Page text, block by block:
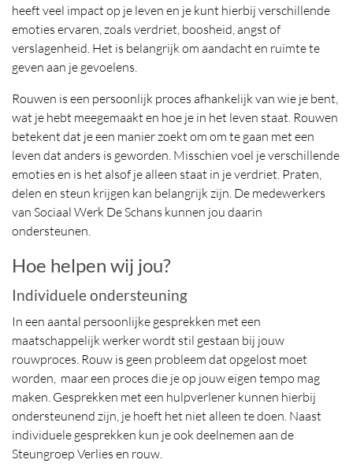
heeft veel impact op je leven en je kunt hierbij verschillende
emoties ervaren, zoals verdriet, boosheid, angst of
verslagenheid. Het is belangrijk om aandacht en ruimte te
geven aan je gevoelens.
Rouwen is een persoonlijk proces afhankelijk van wie je bent,
wat je hebt meegemaakt en hoe je in het leven staat. Rouwen
betekent dat je een manier zoekt om om te gaan met een
leven dat anders is geworden. Misschien voel je verschillende
emoties en is het alsof je alleen staat in je verdriet. Praten,
delen en steun krijgen kan belangrijk zijn. De medewerkers
van Sociaal Werk De Schans kunnen jou daarin
ondersteunen.
Hoe helpen wij jou?
Individuele ondersteuning
In een aantal persoonlijke gesprekken met een
maatschappelijk werker wordt stil gestaan bij jouw
rouwproces. Rouw is geen probleem dat opgelost moet
worden, maar een proces die je op jouw eigen tempo mag
maken. Gesprekken met een hulpverlener kunnen hierbij
ondersteunend zijn, je hoeft het niet alleen te doen. Naast
individuele gesprekken kun je ook deelnemen aan de
Steungroep Verlies en rouw.